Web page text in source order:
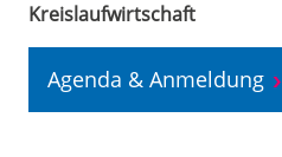
Kreislaufwirtschaft
Agenda & Anmeldung